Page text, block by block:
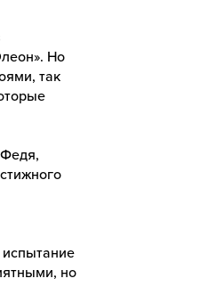
Но
так
испытание
но